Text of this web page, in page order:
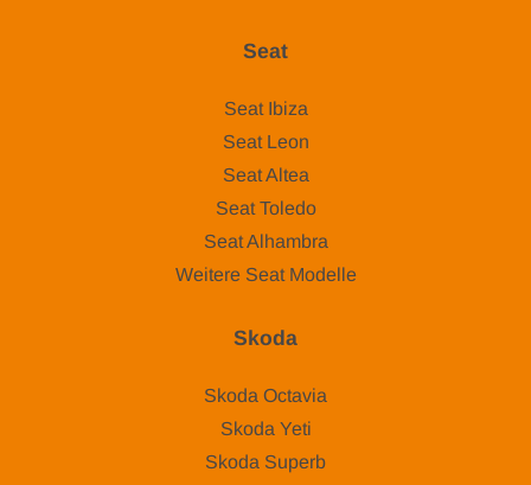
Seat
Seat Ibiza
Seat Leon
Seat Altea
Seat Toledo
Seat Alhambra
Weitere Seat Modelle
Skoda
Skoda Octavia
Skoda Yeti
Skoda Superb